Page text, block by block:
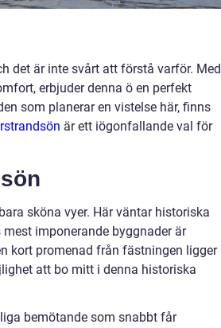
det är inte svårt att förstå varför. Med
erbjuder denna ö en perfekt
som planerar en vistelse här, finns
är ett iögonfallande val för
sköna vyer. Här väntar historiska
imponerande byggnader är
kort promenad från fästningen ligger
att bo mitt i denna historiska
bemötande som snabbt får